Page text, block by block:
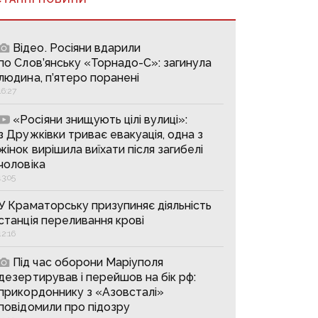
Відео. Росіяни вдарили
Слов’янську «Торнадо-С»: загинула
п’ятеро поранені
«Росіяни знищують цілі вулиці»:
Дружківки триває евакуація, одна з
вирішила виїхати після загибелі
Краматорську призупиняє діяльність
переливання крові
Під час оборони Маріуполя
і перейшов на бік рф:
з «Азовсталі»
про підозру